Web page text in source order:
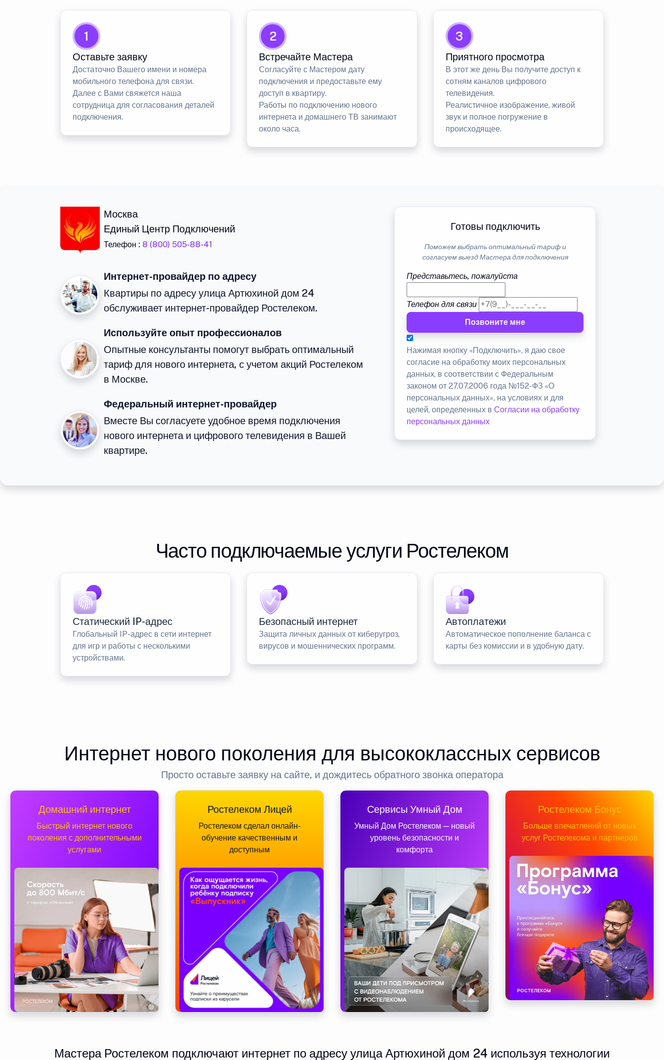
1
Оставьте заявку
Достаточно Вашего имени и номера
мобильного телефона для связи.
Далее с Вами свяжется наша
сотрудница для согласования деталей
подключения.
2
Встречайте Мастера
Согласуйте с Мастером дату
подключения и предоставьте ему
доступ в квартиру.
Работы по подключению нового
интернета и домашнего ТВ занимают
около часа.
3
Приятного просмотра
В этот же день Вы получите доступ к
сотням каналов цифрового
телевидения.
Реалистичное изображение, живой
звук и полное погружение в
происходящее.
Москва
Единый Центр Подключений
Телефон : 8 (800) 505-88-41
Интернет-провайдер по адресу
Квартиры по адресу улица Артюхиной дом 24
обслуживает интернет-провайдер Ростелеком.
Используйте опыт профессионалов
Опытные консультанты помогут выбрать оптимальный
тариф для нового интернета, с учетом акций Ростелеком
в Москве.
Федеральный интернет-провайдер
Вместе Вы согласуете удобное время подключения
нового интернета и цифрового телевидения в Вашей
квартире.
Готовы подключить
Поможем выбрать оптимальный тариф и
согласуем выезд Мастера для подключения
Представьтесь, пожалуйста
Телефон для связи
Позвоните мне
Нажимая кнопку «Подключить», я даю свое
согласие на обработку моих персональных
данных, в соответствии с Федеральным
законом от 27.07.2006 года №152-ФЗ «О
персональных данных», на условиях и для
целей, определенных вСогласии на обработку
персональных данных
Часто подключаемые услуги Ростелеком
Статический IP-адрес
Глобальный IP-адрес в сети интернет
для игр и работы с несколькими
устройствами.
Безопасный интернет
Защита личных данных от киберугроз,
вирусов и мошеннических программ.
Автоплатежи
Автоматическое пополнение баланса с
карты без комиссии и в удобную дату.
Интернет нового поколения для высококлассных сервисов
Просто оставьте заявку на сайте, и дождитесь обратного звонка оператора
Домашний интернет
Быстрый интернет нового
поколения с дополнительными
услугами
Ростелеком Лицей
Ростелеком сделал онлайн-
обучение качественным и
доступным
Сервисы Умный Дом
Умный Дом Ростелеком — новый
уровень безопасности и
комфорта
Ростелеком Бонус
Больше впечатлений от новых
услуг Ростелекома и партнеров
Мастера Ростелеком подключают интернет по адресу улица Артюхиной дом 24 используя технологии